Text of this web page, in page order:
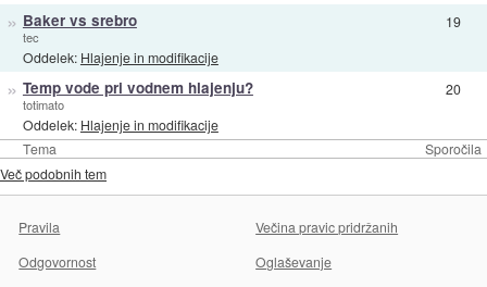
Tema Sporočila
» Baker vs srebro
tec
Oddelek: Hlajenje in modifikacije
19
» Temp vode pri vodnem hlajenju?
totimato
Oddelek: Hlajenje in modifikacije
20
Več podobnih tem
Pravila
Večina pravic pridržanih
Odgovornost
Oglaševanje